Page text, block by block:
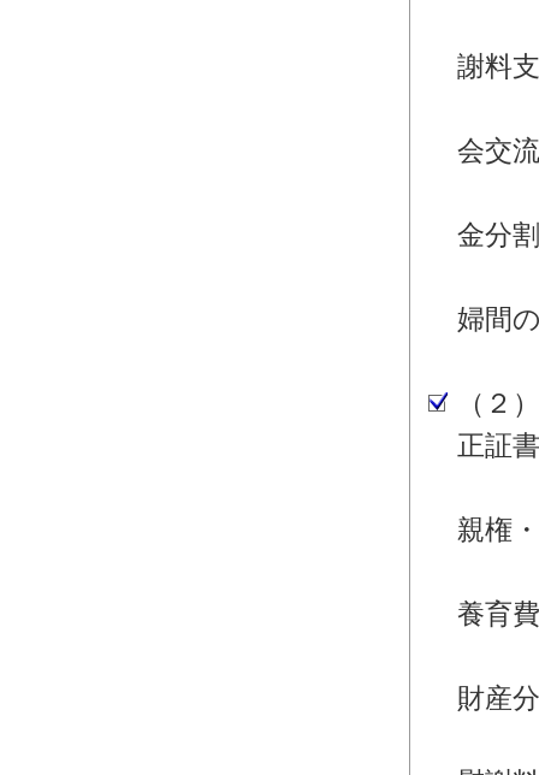
謝料
会交流
金分割
婦間
（２
正証
親権
養育
財産